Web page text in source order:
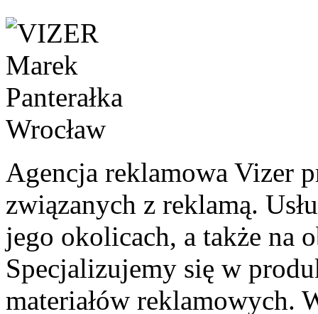
Agencja reklamowa Vizer
związanych z reklamą.
jego okolicach, a także na
Specjalizujemy się w
materiałów reklamowych.